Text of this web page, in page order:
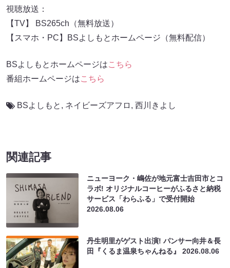
視聴放送：
【TV】 BS265ch（無料放送）
【スマホ・PC】BSよしもとホームページ（無料配信）
BSよしもとホームページはこちら
番組ホームページはこちら
BSよしもと , ネイビーズアフロ , 西川きよし
関連記事
ニューヨーク・嶋佐が地元富士吉田市とコ
ラボ! オリジナルコーヒーがふるさと納税
サービス「わらふる」で受付開始
2026.08.06
丹生明里がゲスト出演! パンサー向井＆長
田『くるま温泉ちゃんねる』2026.08.06